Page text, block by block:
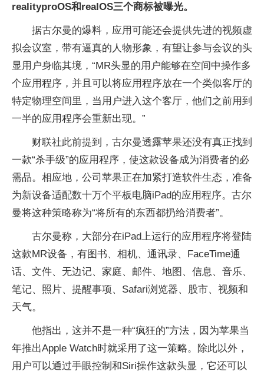
realityproOS和realOS三个商标被曝光。
据古尔曼的爆料，应用可能还会提供先进的视频虚
拟会议室，带有逼真的人物形象，有望让参与会议的头
显用户身临其境，“MR头显的用户能够在空间中操作多
个应用程序，并且可以将应用程序放在一个类似客厅的
特定物理空间里，当用户进入这个客厅，他们之前用到
一半的应用程序会重新出现。”
财联社此前提到，古尔曼透露苹果还没有真正找到
一款“杀手级”的应用程序，使这款设备成为消费者的必
需品。相应地，公司苹果正在加紧打造软件生态，准备
为新设备适配数十万个平板电脑iPad的应用程序。古尔
曼将这种策略称为“将所有的东西都扔给消费者”。
古尔曼称，大部分在iPad上运行的应用程序将登陆
这款MR设备，有图书、相机、通讯录、FaceTime通
话、文件、无边记、家庭、邮件、地图、信息、音乐、
笔记、照片、提醒事项、Safari浏览器、股市、视频和
天气。
他指出，这并不是一种“疯狂的”方法，因为苹果当
年推出Apple Watch时就采用了这一策略。除此以外，
用户可以通过手眼控制和Siri操作这款头显，它还可以